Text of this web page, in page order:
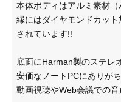
本体ボディはアルミ素材（
縁にはダイヤモンドカッ
されています!!
底面にHarman製のステレ
安価なノートPCにありが
動画視聴やWeb会議での